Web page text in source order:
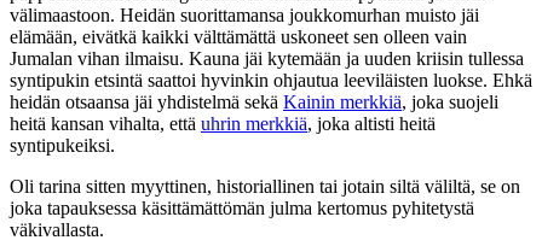
välimaastoon. Heidän suorittamansa joukkomurhan muisto jäi
elämään, eivätkä kaikki välttämättä uskoneet sen olleen vain
Jumalan vihan ilmaisu. Kauna jäi kytemään ja uuden kriisin tullessa
syntipukin etsintä saattoi hyvinkin ohjautua leeviläisten luokse. Ehkä
heidän otsaansa jäi yhdistelmä sekä Kainin merkkiä, joka suojeli
heitä kansan vihalta, että uhrin merkkiä, joka altisti heitä
syntipukeiksi.
Oli tarina sitten myyttinen, historiallinen tai jotain siltä väliltä, se on
joka tapauksessa käsittämättömän julma kertomus pyhitetystä
väkivallasta.